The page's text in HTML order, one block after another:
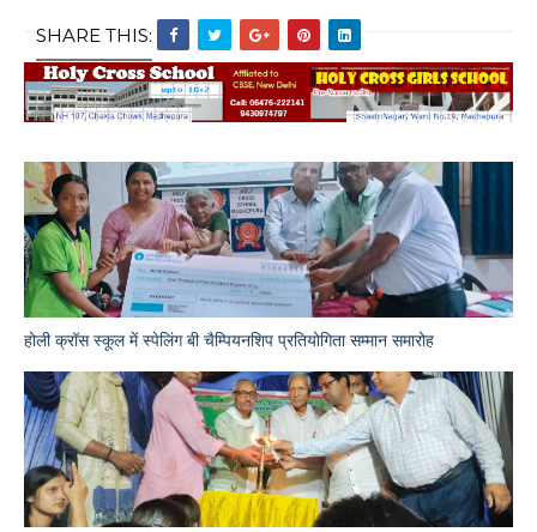
SHARE THIS:
होली क्रॉस स्कूल में स्पेलिंग बी चैम्पियनशिप प्रतियोगिता सम्मान समारोह